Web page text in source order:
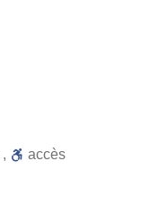
,
accès